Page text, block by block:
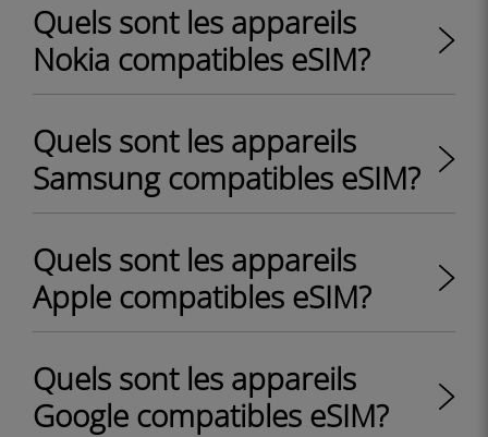
Quels sont les appareils
Nokia compatibles eSIM?
Quels sont les appareils
Samsung compatibles eSIM?
Quels sont les appareils
Apple compatibles eSIM?
Quels sont les appareils
Google compatibles eSIM?